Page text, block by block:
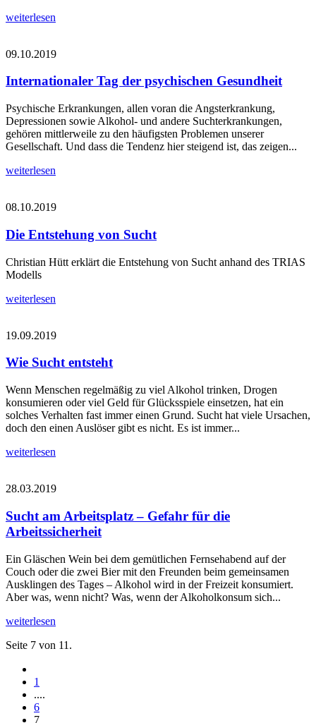
weiterlesen
09.10.2019
Internationaler Tag der psychischen Gesundheit
Psychische Erkrankungen, allen voran die Angsterkrankung,
Depressionen sowie Alkohol- und andere Suchterkrankungen,
gehören mittlerweile zu den häufigsten Problemen unserer
Gesellschaft. Und dass die Tendenz hier steigend ist, das zeigen...
weiterlesen
08.10.2019
Die Entstehung von Sucht
Christian Hütt erklärt die Entstehung von Sucht anhand des TRIAS
Modells
weiterlesen
19.09.2019
Wie Sucht entsteht
Wenn Menschen regelmäßig zu viel Alkohol trinken, Drogen
konsumieren oder viel Geld für Glücksspiele einsetzen, hat ein
solches Verhalten fast immer einen Grund. Sucht hat viele Ursachen,
doch den einen Auslöser gibt es nicht. Es ist immer...
weiterlesen
28.03.2019
Sucht am Arbeitsplatz – Gefahr für die
Arbeitssicherheit
Ein Gläschen Wein bei dem gemütlichen Fernsehabend auf der
Couch oder die zwei Bier mit den Freunden beim gemeinsamen
Ausklingen des Tages – Alkohol wird in der Freizeit konsumiert.
Aber was, wenn nicht? Was, wenn der Alkoholkonsum sich...
weiterlesen
Seite 7 von 11.
1
....
6
7